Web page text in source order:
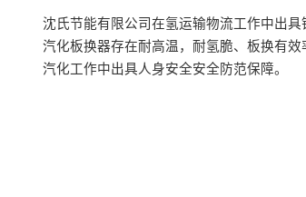
沈氏节能有限公司在氢运输物流工作中出
汽化板换器存在耐高温，耐氢脆、板换有
汽化工作中出具人身安全安全防范保障。